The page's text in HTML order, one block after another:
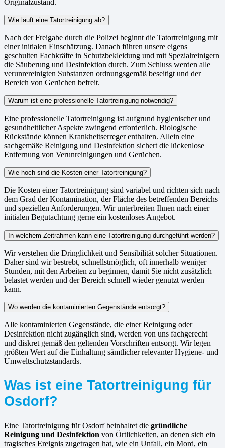
Originalzustand.
Wie läuft eine Tatortreinigung ab?
Nach der Freigabe durch die Polizei beginnt die Tatortreinigung mit
einer initialen Einschätzung. Danach führen unsere eigens
geschulten Fachkräfte in Schutzbekleidung und mit Spezialreinigern
die Säuberung und Desinfektion durch. Zum Schluss werden alle
verunrereinigten Substanzen ordnungsgemäß beseitigt und der
Bereich von Gerüchen befreit.
Warum ist eine professionelle Tatortreinigung notwendig?
Eine professionelle Tatortreinigung ist aufgrund hygienischer und
gesundheitlicher Aspekte zwingend erforderlich. Biologische
Rückstände können Krankheitserreger enthalten. Allein eine
sachgemäße Reinigung und Desinfektion sichert die lückenlose
Entfernung von Verunreinigungen und Gerüchen.
Wie hoch sind die Kosten einer Tatortreinigung?
Die Kosten einer Tatortreinigung sind variabel und richten sich nach
dem Grad der Kontamination, der Fläche des betreffenden Bereichs
und speziellen Anforderungen. Wir unterbreiten Ihnen nach einer
initialen Begutachtung gerne ein kostenloses Angebot.
In welchem Zeitrahmen kann eine Tatortreinigung durchgeführt werden?
Wir verstehen die Dringlichkeit und Sensibilität solcher Situationen.
Daher sind wir bestrebt, schnellstmöglich, oft innerhalb weniger
Stunden, mit den Arbeiten zu beginnen, damit Sie nicht zusätzlich
belastet werden und der Bereich schnell wieder genutzt werden
kann.
Wo werden die kontaminierten Gegenstände entsorgt?
Alle kontaminierten Gegenstände, die einer Reinigung oder
Desinfektion nicht zugänglich sind, werden von uns fachgerecht
und diskret gemäß den geltenden Vorschriften entsorgt. Wir legen
größten Wert auf die Einhaltung sämtlicher relevanter Hygiene- und
Umweltschutzstandards.
Was ist eine Tatortreinigung für
Osdorf?
Eine Tatortreinigung für Osdorf beinhaltet die gründliche
Reinigung und Desinfektion von Örtlichkeiten, an denen sich ein
tragisches Ereignis zugetragen hat, wie ein Unfall, ein Mord, ein